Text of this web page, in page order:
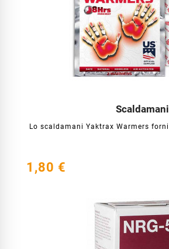
Scaldamani
Lo scaldamani Yaktrax Warmers
 
1,80 €